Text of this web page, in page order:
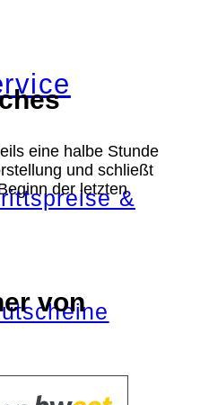
&
eine halbe Stunde
und schließt
der letzten
von